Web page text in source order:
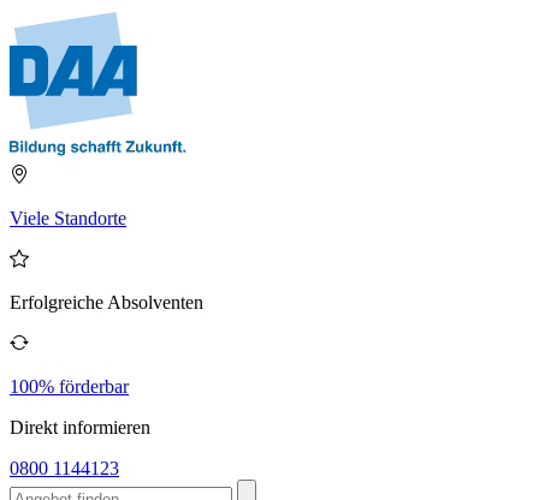
Viele Standorte
Erfolgreiche Absolventen
100% förderbar
Direkt informieren
0800 1144123